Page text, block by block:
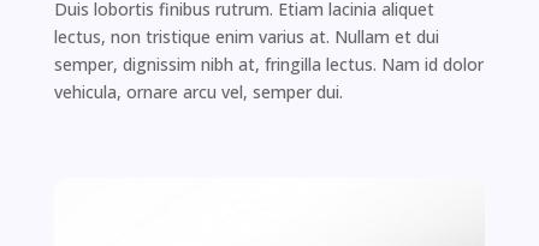
Duis lobortis finibus rutrum. Etiam lacinia aliquet
lectus, non tristique enim varius at. Nullam et dui
semper, dignissim nibh at, fringilla lectus. Nam id dolor
vehicula, ornare arcu vel, semper dui.